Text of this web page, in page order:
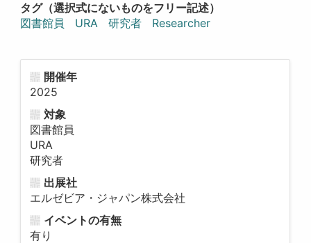
タグ（選択式にないものをフリー記述）
図書館員
URA 研究者 Researcher
開催年
2025
対象
図書館員
URA
研究者
出展社
エルゼビア・ジャパン株式会社
イベントの有無
有り